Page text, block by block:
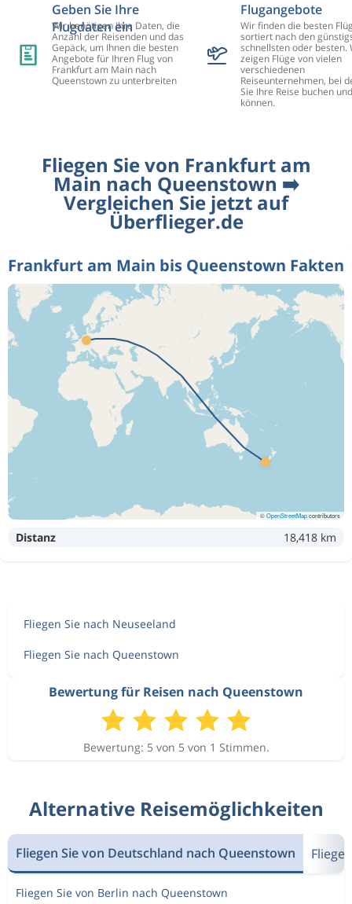
Geben Sie Ihre
Flugdaten ein
Wir benötigen Ihre Daten, die
Anzahl der Reisenden und das
Gepäck, um Ihnen die besten
Angebote für Ihren Flug von
Frankfurt am Main nach
Queenstown zu unterbreiten
Flugangebote
Wir finden die besten
sortiert nach den
schnellsten oder besten.
zeigen Flüge von vielen
verschiedenen
Reiseunternehmen, bei
Sie Ihre Reise buchen
können.
Fliegen Sie von Frankfurt am
Main nach Queenstown ➡️
Vergleichen Sie jetzt auf
Überflieger.de
Frankfurt am Main bis Queenstown Fakten
©OpenStreetMapcontributors
Distanz 18,418 km
Fliegen Sie nach Neuseeland
Fliegen Sie nach Queenstown
Bewertung für Reisen nach Queenstown
Bewertung: 5 von 5 von 1 Stimmen.
Alternative Reisemöglichkeiten
Fliegen Sie von Deutschland nach Queenstown
Fliegen Sie von Berlin nach Queenstown